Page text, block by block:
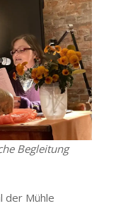
Beglei­tung
der Müh­le